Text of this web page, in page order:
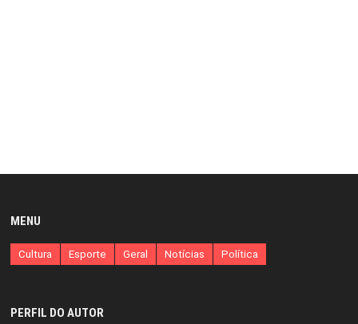
MENU
Cultura Esporte Geral Notícias Política
PERFIL DO AUTOR